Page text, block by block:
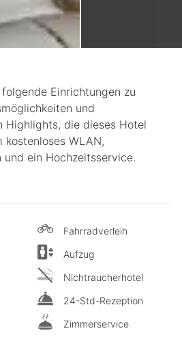
Einrichtungen zu
und
Highlights, die dieses Hotel
WLAN,
ein Hochzeitsservice.
Fahrradverleih
Aufzug
Nichtraucherhotel
24-Std-Rezeption
Zimmerservice